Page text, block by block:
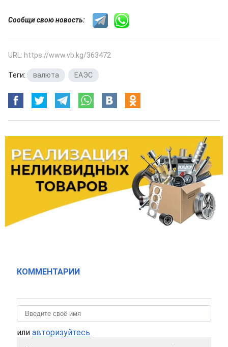
Сообщи свою новость:
URL: https://www.vb.kg/363472
Теги: валюта ЕАЭС
КОММЕНТАРИИ
или авторизуйтесь